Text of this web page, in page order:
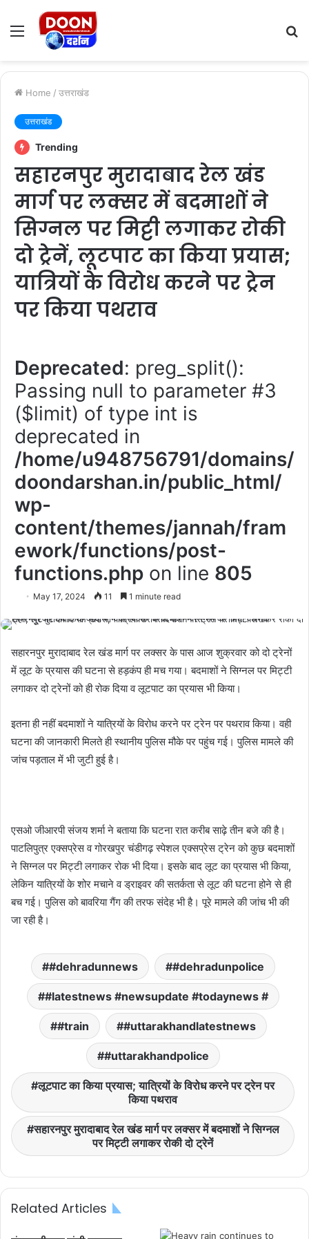
Menu
Home / उत्तराखंड
उत्तराखंड
Trending
सहारनपुर मुरादाबाद रेल खंड
मार्ग पर लक्सर में बदमाशों ने
सिग्नल पर मिट्टी लगाकर रोकी
दो ट्रेनें, लूटपाट का किया प्रयास;
यात्रियों के विरोध करने पर ट्रेन
पर किया पथराव
Deprecated: preg_split():
Passing null to parameter #3
($limit) of type int is
deprecated in
/home/u948756791/domains/
doondarshan.in/public_html/
wp-
content/themes/jannah/fram
ework/functions/post-
functions.php on line 805
May 17, 2024 11 1 minute read
सहारनपुर मुरादाबाद रेल खंड मार्ग पर लक्सर के पास आज शुक्रवार को दो ट्रेनों
में लूट के प्रयास की घटना से हड़कंप ही मच गया। बदमाशों ने सिग्नल पर मिट्टी
लगाकर दो ट्रेनों को ही रोक दिया व लूटपाट का प्रयास भी किया।
इतना ही नहीं बदमाशों ने यात्रियों के विरोध करने पर ट्रेन पर पथराव किया। वही
घटना की जानकारी मिलते ही स्थानीय पुलिस मौके पर पहुंच गई। पुलिस मामले की
जांच पड़ताल में भी जुटी हुई है।
एसओ जीआरपी संजय शर्मा ने बताया कि घटना रात करीब साढ़े तीन बजे की है।
पाटलिपुत्र एक्सप्रेस व गोरखपुर चंडीगढ़ स्पेशल एक्सप्रेस ट्रेन को कुछ बदमाशों
ने सिग्नल पर मिट्टी लगाकर रोक भी दिया। इसके बाद लूट का प्रयास भी किया,
लेकिन यात्रियों के शोर मचाने व ड्राइवर की सतर्कता से लूट की घटना होने से ही
बच गई। पुलिस को बावरिया गैंग की तरफ संदेह भी है। पूरे मामले की जांच भी की
जा रही है।
#dehradunnews #dehradunpolice
#latestnews #newsupdate #todaynews #
#train #uttarakhandlatestnews
#uttarakhandpolice
लूटपाट का किया प्रयास; यात्रियों के विरोध करने पर ट्रेन पर
किया पथराव
सहारनपुर मुरादाबाद रेल खंड मार्ग पर लक्सर में बदमाशों ने सिग्नल
पर मिट्टी लगाकर रोकी दो ट्रेनें
Related Articles